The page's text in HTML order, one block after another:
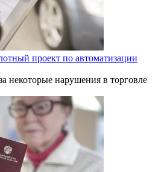
проект по автоматизации
некоторые нарушения в торговле